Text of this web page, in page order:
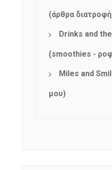
(άρθρα
Drinks and
(smoothies -
Miles and
μου)